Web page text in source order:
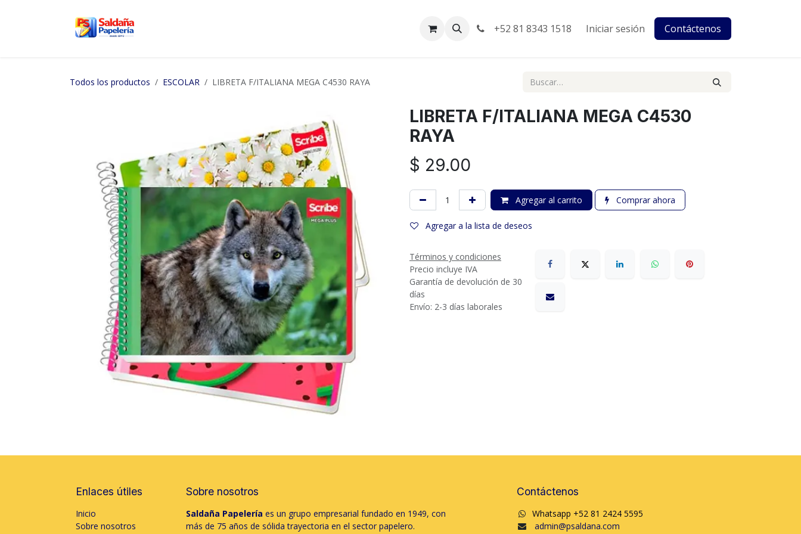
+52 81 8343 1518 Iniciar sesión Contáctenos
Todos los productos ESCOLAR LIBRETA F/ITALIANA MEGA C4530 RAYA
LIBRETA F/ITALIANA MEGA C4530
RAYA
$ 29.00
Agregar al carrito Comprar ahora
Agregar a la lista de deseos
Términos y condiciones
Precio incluye IVA
Garantía de devolución de 30
días
Envío: 2-3 días laborales
Enlaces útiles
Inicio
Sobre nosotros
Sobre nosotros
Saldaña Papelería es un grupo empresarial fundado en 1949, con
más de 75 años de sólida trayectoria en el sector papelero.
Contáctenos
Whatsapp +52 81 2424 5595
admin@psaldana.com